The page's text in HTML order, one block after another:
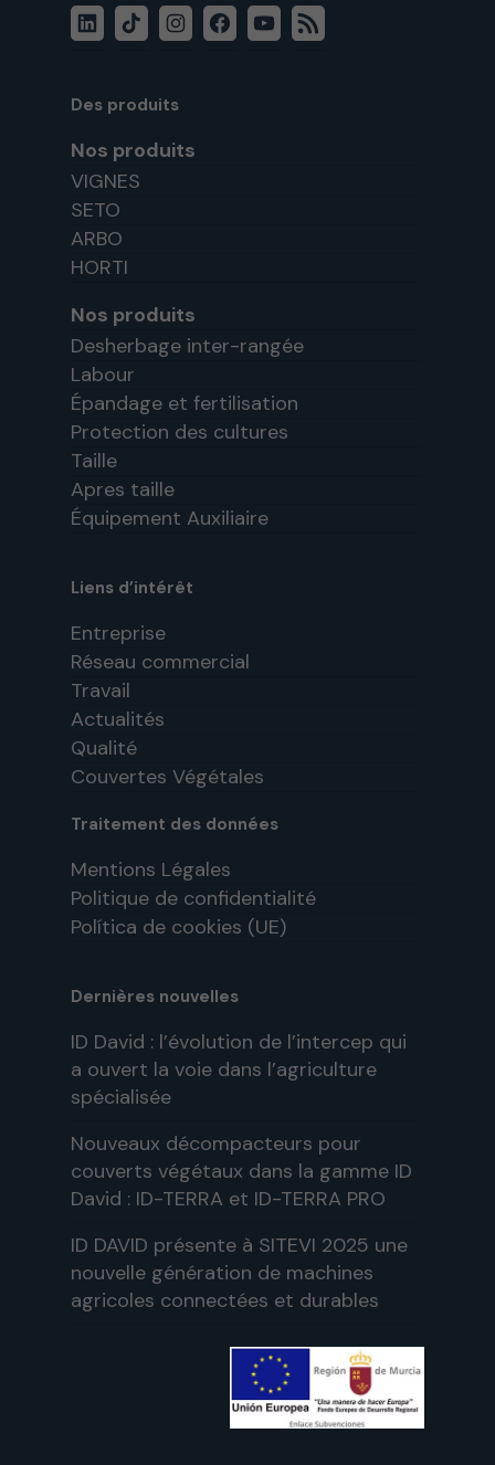
LinkedInTikTokInstagram
FacebookYouTube
Flux
RSS
Des produits
Nos produits
VIGNES
SETO
ARBO
HORTI
Nos produits
Desherbage inter-rangée
Labour
Épandage et fertilisation
Protection des cultures
Taille
Apres taille
Équipement Auxiliaire
Liens d’intérêt
Entreprise
Réseau commercial
Travail
Actualités
Qualité
Couvertes Végétales
Traitement des données
Mentions Légales
Politique de confidentialité
Política de cookies (UE)
Dernières nouvelles
ID David : l’évolution de l’intercep qui
a ouvert la voie dans l’agriculture
spécialisée
Nouveaux décompacteurs pour
couverts végétaux dans la gamme ID
David : ID-TERRA et ID-TERRA PRO
ID DAVID présente à SITEVI 2025 une
nouvelle génération de machines
agricoles connectées et durables